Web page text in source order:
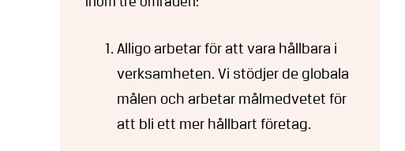
Alligo arbetar för att vara hållbara i
verksamheten. Vi stödjer de globala
målen och arbetar målmedvetet för
att bli ett mer hållbart företag.